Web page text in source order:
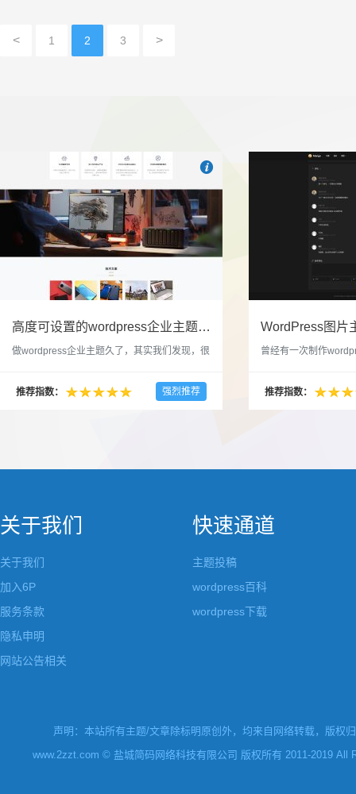
< 1 2 3 >
 吧
高度可设置的wordpress企业主题indigo分享
做wordpress企业主题久了，其实我们发现，很
配色和元素细节。为此我们创造了一个高可设
置，并且模块可以重复利用的wordpress企业主
推荐指数： 强烈推荐
曾经有一次制作
分享站也行，说是分
推荐指数：
关于我们
关于我们
加入6P
服务条款
隐私申明
网站公告相关
快速通道
主题投稿
wordpress百科
wordpress下载
声明：本站所有主题/文章除标明原创外，均来自网络转载，版权
www.2zzt.com © 盐城简码网络科技有限公司 版权所有 2011-2019